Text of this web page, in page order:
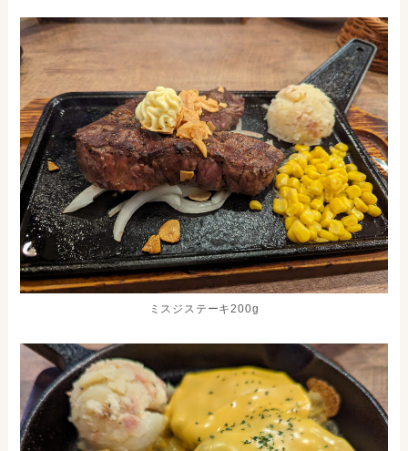
ミスジステーキ200g